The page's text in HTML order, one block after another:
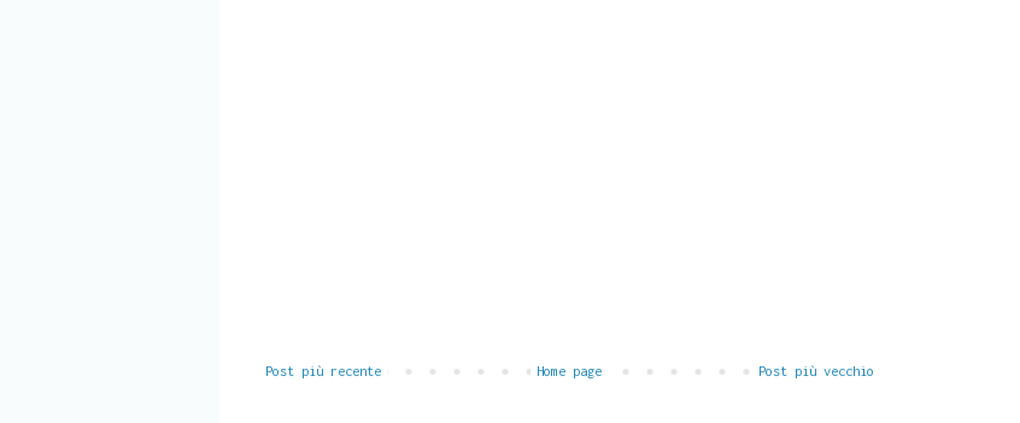
Post più recente Post più vecchio
Home page